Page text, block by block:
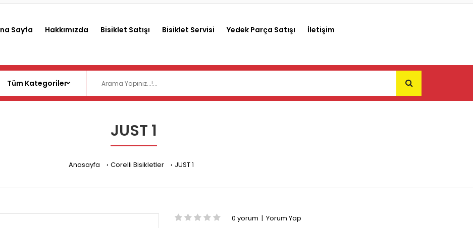
Sayfa Hakkımızda Bisiklet Satışı Bisiklet Servisi Yedek Parça Satışı İletişim
JUST 1
Anasayfa Corelli Bisikletler JUST 1
0 yorum | Yorum Yap